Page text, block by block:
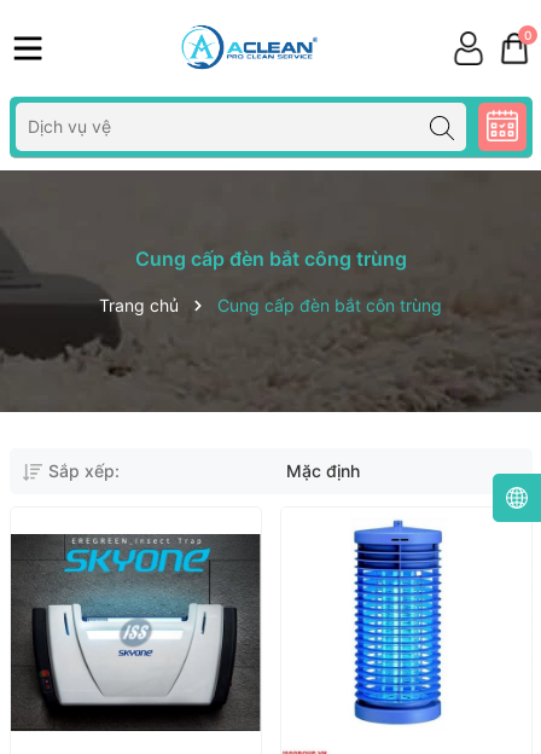
0
Cung cấp đèn bắt công trùng
Trang chủ Cung cấp đèn bắt côn trùng
Sắp xếp: Mặc định